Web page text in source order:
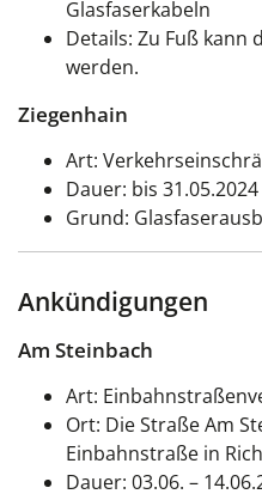
Glasfaserkabeln
Details: Zu Fuß kann
werden.
Ziegenhain
Art:
Dauer: bis 31.05.2024
Grund:
Ankündigungen
Am Steinbach
Art:
Ort: Die Straße Am
Einbahnstraße in
Dauer: 03.06. –